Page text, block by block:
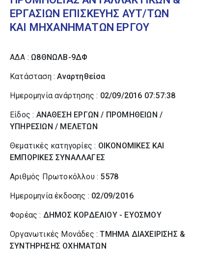
ΕΡΓΑΣΙΩΝ ΕΠΙΣΚΕΥΗΣ ΑΥΤ/ΤΩΝ
ΚΑΙ ΜΗΧΑΝΗΜΑΤΩΝ ΕΡΓΟΥ
ΑΔΑ : Ω8ΘΝΩΛΒ-9ΔΦ
Κατάσταση :Αναρτηθείσα
Ημερομηνία ανάρτησης : 02/09/2016 07:57:38
Είδος : ΑΝΑΘΕΣΗ ΕΡΓΩΝ / ΠΡΟΜΗΘΕΙΩΝ /
ΥΠΗΡΕΣΙΩΝ / ΜΕΛΕΤΩΝ
Θεματικές κατηγορίες : ΟΙΚΟΝΟΜΙΚΕΣ ΚΑΙ
ΕΜΠΟΡΙΚΕΣ ΣΥΝΑΛΛΑΓΕΣ
Αριθμός Πρωτοκόλλου : 5578
Ημερομηνία έκδοσης : 02/09/2016
Φορέας : ΔΗΜΟΣ ΚΟΡΔΕΛΙΟΥ - ΕΥΟΣΜΟΥ
Οργανωτικές Μονάδες :ΤΜΗΜΑ ΔΙΑΧΕΙΡΙΣΗΣ &
ΣΥΝΤΗΡΗΣΗΣ ΟΧΗΜΑΤΩΝ